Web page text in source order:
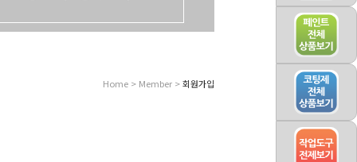
Home > Member >회원가입